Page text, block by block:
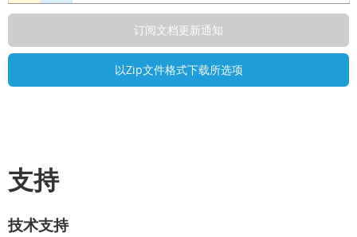
支持
技术支持